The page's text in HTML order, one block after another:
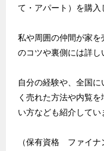
て・アパート）を購入
私や周囲の仲間が家
のコツや裏側には詳し
自分の経験や、全国
く売れた方法や内覧
い方なども紹介してい
（保有資格 ファイナ